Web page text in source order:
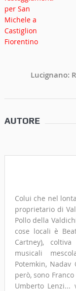
Lucignano:
AUTORE
Colui che nel
proprietario di
Pollo della
cose locali è
Cartney),
musicali
Potemkin,
però, sono
Umberto